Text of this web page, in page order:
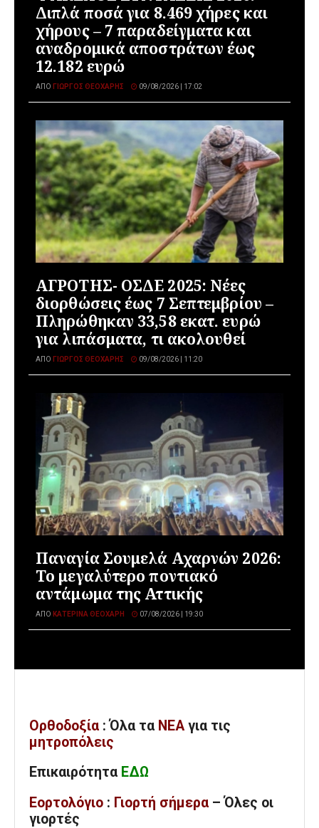
Διπλά ποσά για 8.469 χήρες και
χήρους – 7 παραδείγματα και
αναδρομικά αποστράτων έως
12.182 ευρώ
ΑΠΌ ΓΙΏΡΓΟΣ ΘΕΟΧΆΡΗΣ 09/08/2026 | 17:02
ΑΓΡΟΤΗΣ- ΟΣΔΕ 2025: Νέες
διορθώσεις έως 7 Σεπτεμβρίου –
Πληρώθηκαν 33,58 εκατ. ευρώ
για λιπάσματα, τι ακολουθεί
ΑΠΌ ΓΙΏΡΓΟΣ ΘΕΟΧΆΡΗΣ 09/08/2026 | 11:20
Παναγία Σουμελά Αχαρνών 2026:
Το μεγαλύτερο ποντιακό
αντάμωμα της Αττικής
ΑΠΌ ΚΑΤΕΡΊΝΑ ΘΕΟΧΆΡΗ 07/08/2026 | 19:30
Ορθοδοξία : Όλα τα ΝΕΑ για τις
μητροπόλεις
Επικαιρότητα ΕΔΩ
Εορτολόγιο : Γιορτή σήμερα – Όλες οι
γιορτές